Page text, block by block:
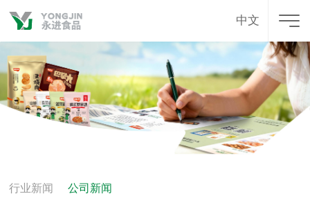
中文
行业新闻 公司新闻